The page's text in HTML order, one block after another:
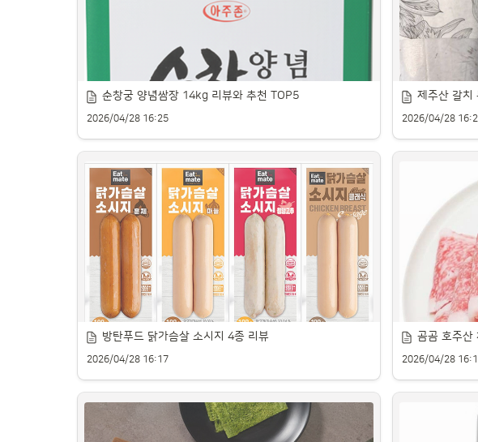
맛과 품질 좋은 쌈장 마트 인기 제품을 소개합니다.
순창궁 양념쌈장 14kg 리뷰와 추천 TOP5
2026/04/28 16:25
제주산 신선한 갈
제주산 갈치
2026/04/28
닭가슴살 소시지 인기 제품을 꼼꼼히 비교합니다.
방탄푸드 닭가슴살 소시지 4종 리뷰
2026/04/28 16:17
곰곰 호주산
2026/04/28